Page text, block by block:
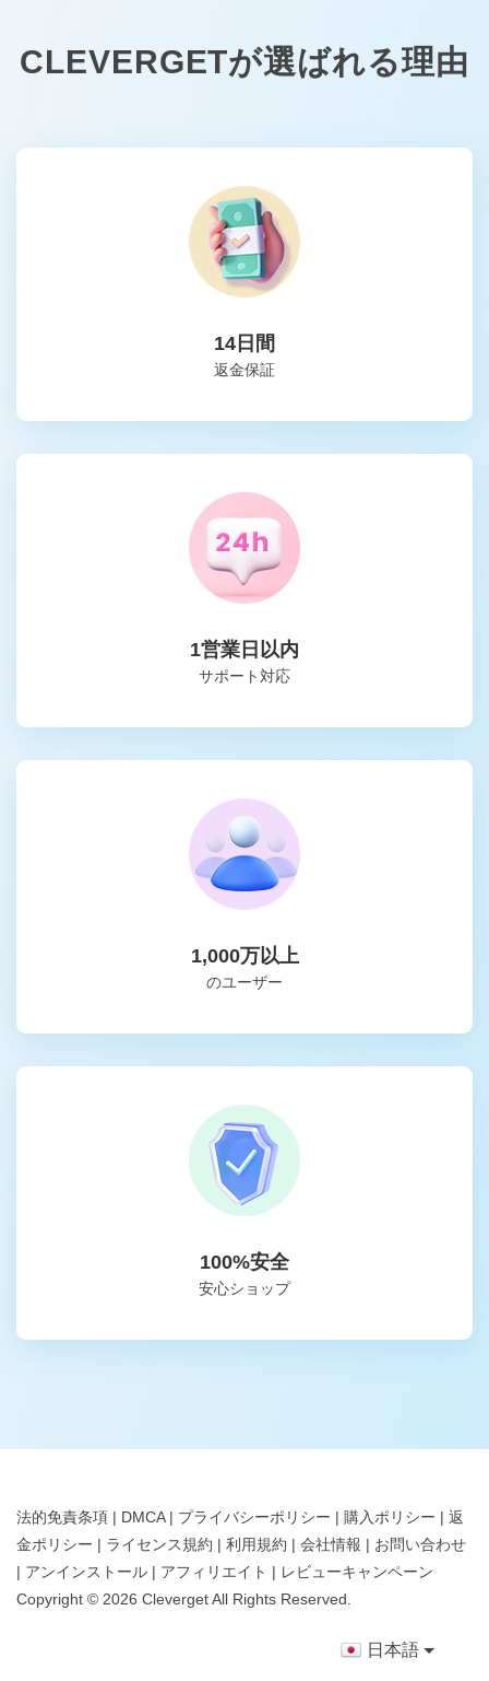
CLEVERGETが選ばれる理由
14日間
返金保証
1営業日以内
サポート対応
1,000万以上
のユーザー
100%安全
安心ショップ
法的免責条項 | DMCA| プライバシーポリシー | 購入ポリシー | 返
金ポリシー | ライセンス規約 | 利用規約 | 会社情報 | お問い合わせ
| アンインストール | アフィリエイト | レビューキャンペーン
Copyright © 2026 ClevergetAll Rights Reserved.
日本語